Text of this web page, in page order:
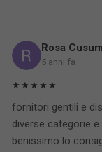
Rosa
5 anni fa
★★★★★
fornitori gentili e
diverse categorie
benissimo lo